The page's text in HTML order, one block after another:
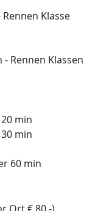
Klasse
Rennen Klassen
min
min
60 min
Ort € 80,-)